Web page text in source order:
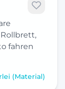
fahren
(Material)